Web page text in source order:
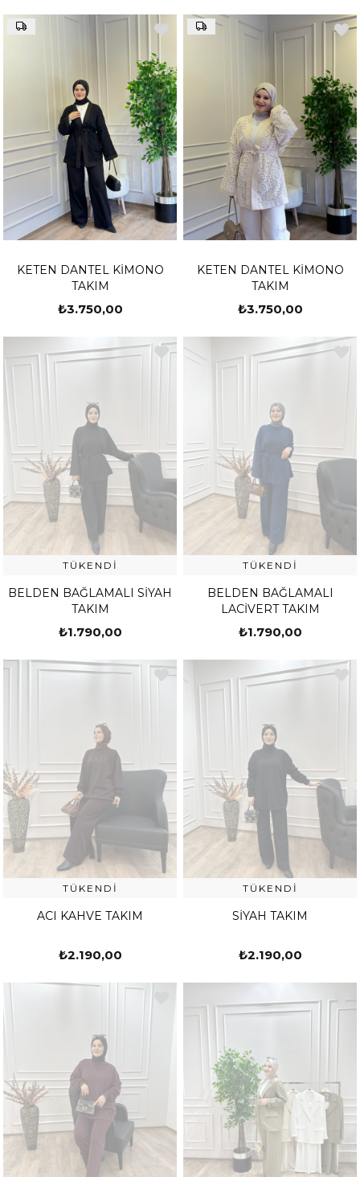
KETEN DANTEL KİMONO
TAKIM
₺3.750,00
KETEN DANTEL KİMONO
TAKIM
₺3.750,00
TÜKENDI
BELDEN BAĞLAMALI SİYAH
TAKIM
₺1.790,00
TÜKENDI
BELDEN BAĞLAMALI
LACİVERT TAKIM
₺1.790,00
TÜKENDI
ACI KAHVE TAKIM
₺2.190,00
TÜKENDI
SİYAH TAKIM
₺2.190,00